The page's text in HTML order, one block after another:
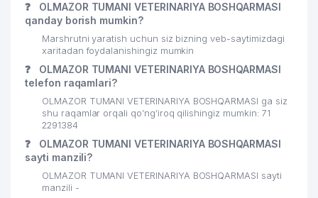
❓
OLMAZOR TUMANI VETERINARIYA BOSHQARMASI
qanday borish mumkin?
Marshrutni yaratish uchun siz bizning veb-saytimizdagi
xaritadan foydalanishingiz mumkin
❓
OLMAZOR TUMANI VETERINARIYA BOSHQARMASI
telefon raqamlari?
OLMAZOR TUMANI VETERINARIYA BOSHQARMASI ga siz
shu raqamlar orqali qo’ng’iroq qilishingiz mumkin: 71
2291384
❓
OLMAZOR TUMANI VETERINARIYA BOSHQARMASI
sayti manzili?
OLMAZOR TUMANI VETERINARIYA BOSHQARMASI sayti
manzili -